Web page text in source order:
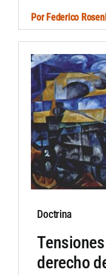
PorFederico
Doctrina
derecho